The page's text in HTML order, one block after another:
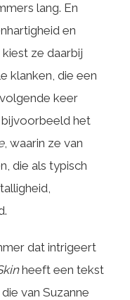
lang. En
en
ze daarbij
klanken, die een
keer
bijvoorbeeld het
, waarin ze van
die als typisch
dat intrigeert
heeft een tekst
van Suzanne